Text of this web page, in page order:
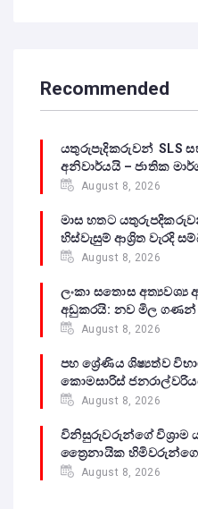
Recommended
යතුරුපැදිකරුවන් SLS
අනිවාර්යයි – ජාතික
August 8, 2026
මාස හතට
හිස්වැසුම් ආශ්‍රිත වැරදි
August 8, 2026
ලංකා සතොස අත්‍යවශ්‍ය
අඩුකරයි: නව මිල
August 8, 2026
පහ ශ්‍රේණිය ශිෂ්‍යත්ව
කොමසාරිස්
August 8, 2026
විනිසුරුවරුන්ගේ විශ්‍රාම
ත්‍රෛනායික
August 8, 2026